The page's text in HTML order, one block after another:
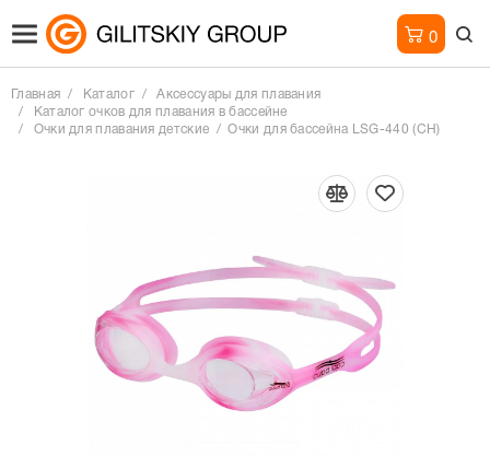
0
Главная Каталог
Аксессуары для плавания
Каталог очков для плавания в бассейне
Очки для плавания детские
Очки для бассейна LSG-440 (СН)